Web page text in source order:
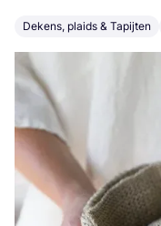
Dekens, plaids & Tapijten